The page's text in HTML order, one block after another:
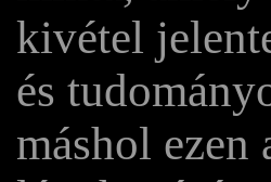
kivétel
és
máshol